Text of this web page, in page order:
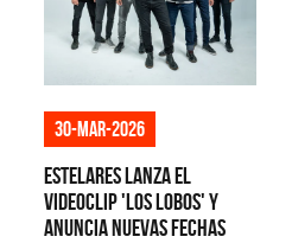
30-mar-2026
Estelares lanza el
videoclip 'Los Lobos' y
anuncia nuevas fechas